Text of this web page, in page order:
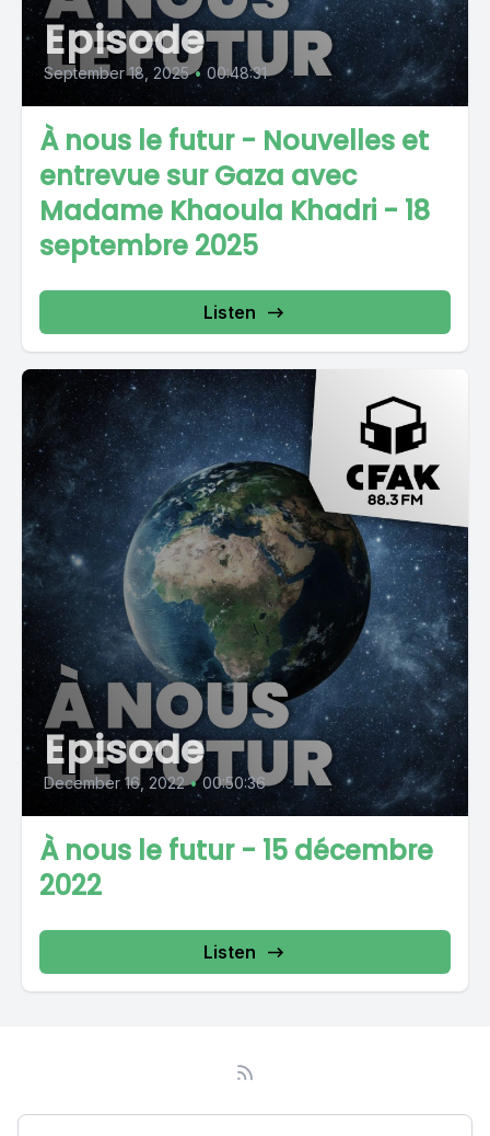
Episode
September 18, 2025 • 00:48:31
À nous le futur - Nouvelles et
entrevue sur Gaza avec
Madame Khaoula Khadri - 18
septembre 2025
Listen
Episode
December 16, 2022 • 00:50:36
À nous le futur - 15 décembre
2022
Listen